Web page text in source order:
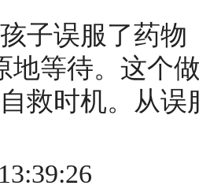
子误服了药
地等待。这个
救时机。从